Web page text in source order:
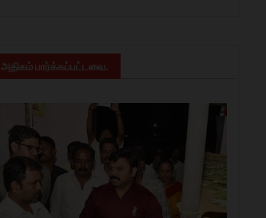
அதிகம் பார்க்கப்பட்டவை.